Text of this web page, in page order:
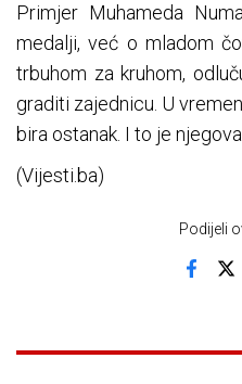
Primjer Muhameda
medalji, već o mladom
trbuhom za kruhom,
graditi zajednicu. U
bira ostanak. I to je
(Vijesti.ba)
Podijeli